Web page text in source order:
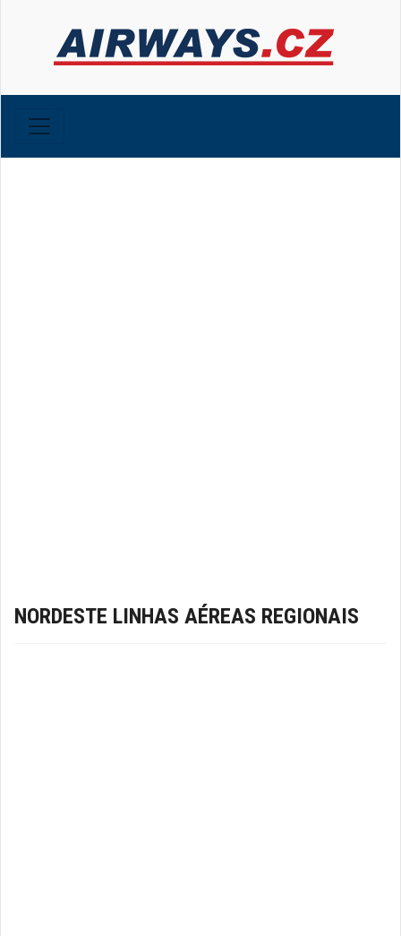
NORDESTE LINHAS AÉREAS REGIONAIS